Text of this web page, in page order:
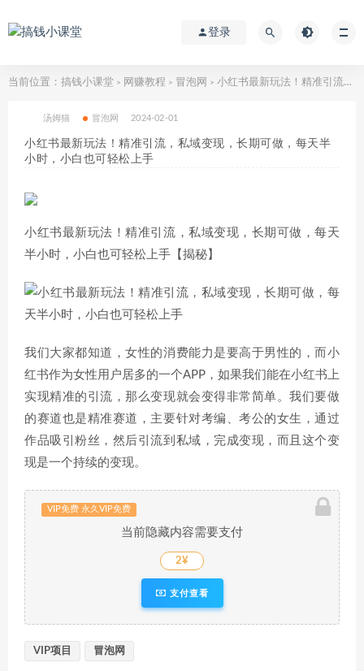
登录
当前位置： 搞钱小课堂 > 网赚教程 > 冒泡网 > 小红书最新玩法！精准引流，私域变现，长期可做，每天半小时，小白也可轻松上手
汤姆猫 冒泡网 2024-02-01
小红书最新玩法！精准引流，私域变现，长期可做，每天半
小时，小白也可轻松上手
小红书最新玩法！精准引流，私域变现，长期可做，每天
半小时，小白也可轻松上手【揭秘】
我们大家都知道，女性的消费能力是要高于男性的，而小
红书作为女性用户居多的一个APP，如果我们能在小红书上
实现精准的引流，那么变现就会变得非常简单。我们要做
的赛道也是精准赛道，主要针对考编、考公的女生，通过
作品吸引粉丝，然后引流到私域，完成变现，而且这个变
现是一个持续的变现。
VIP免费 永久VIP免费
当前隐藏内容需要支付
2¥
支付查看
VIP项目 冒泡网